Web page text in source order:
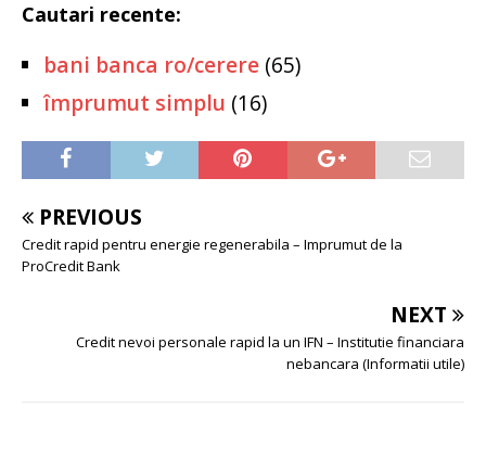
Cautari recente:
bani banca ro/cerere (65)
împrumut simplu (16)
PREVIOUS
Credit rapid pentru energie regenerabila – Imprumut de la
ProCredit Bank
NEXT
Credit nevoi personale rapid la un IFN – Institutie financiara
nebancara (Informatii utile)